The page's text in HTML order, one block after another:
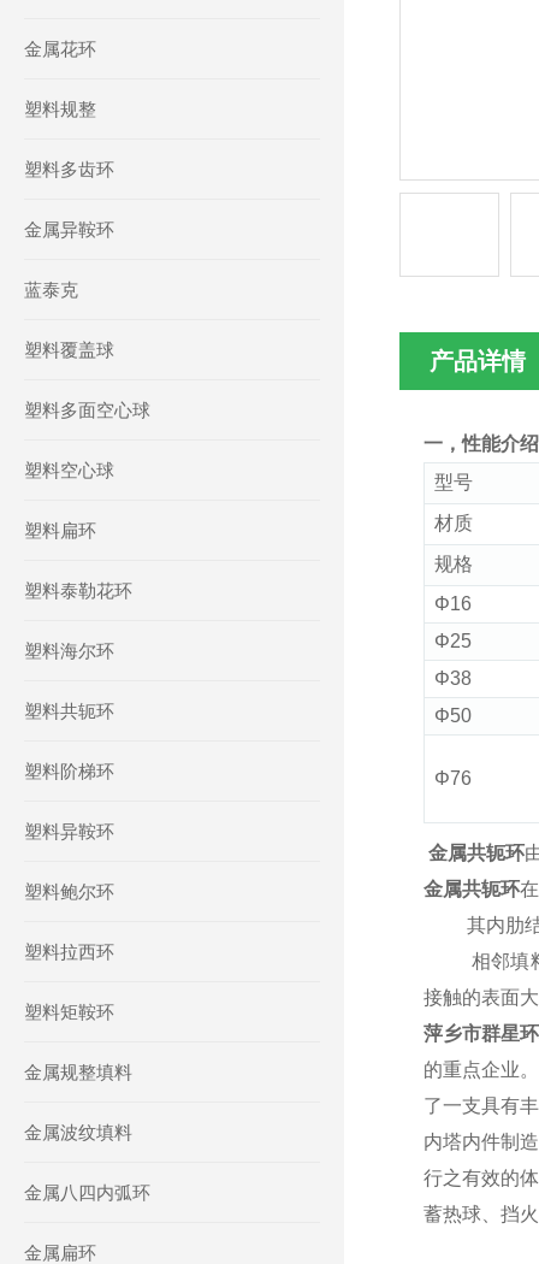
金属花环
塑料规整
塑料多齿环
金属异鞍环
蓝泰克
塑料覆盖球
塑料多面空心球
塑料空心球
塑料扁环
塑料泰勒花环
塑料海尔环
塑料共轭环
塑料阶梯环
塑料异鞍环
塑料鲍尔环
塑料拉西环
塑料矩鞍环
金属规整填料
金属波纹填料
金属八四内弧环
金属扁环
产品详情
一，性能介绍
型号
材质
规格
Φ16
Φ25
Φ38
Φ50
Φ76
金属共轭环
金属共轭环
其内肋结
相邻填料
接触的表面
萍乡市群星
的重点企业
了一支具有
内塔内件制
行之有效的
蓄热球、挡